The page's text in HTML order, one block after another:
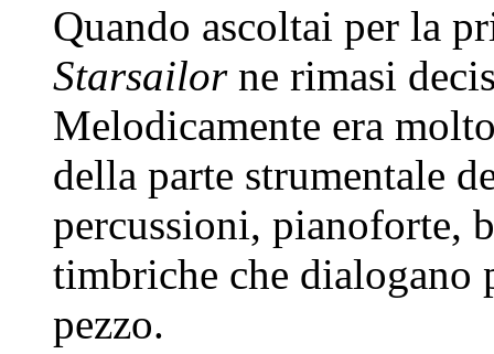
Quando ascoltai per la
Starsailorne rimasi
Melodicamente era
della parte strumentale
percussioni, pianoforte,
timbriche che dialogano
pezzo.